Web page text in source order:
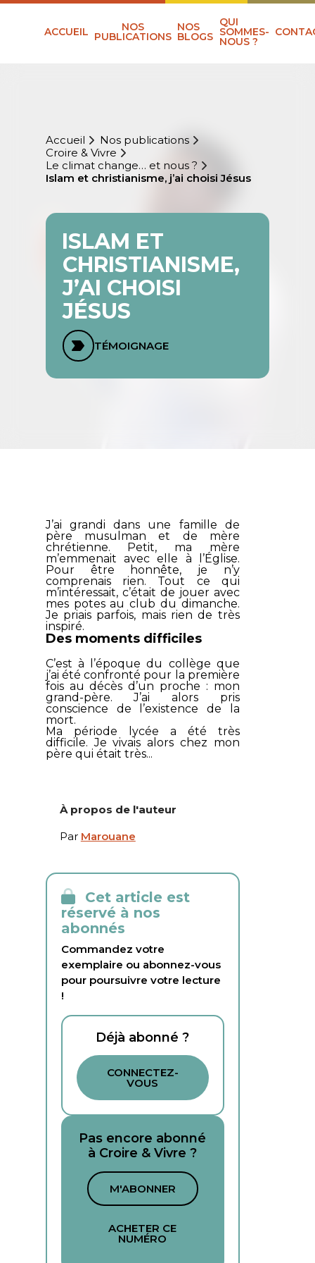
ACCUEIL NOS
PUBLICATIONS
NOS
BLOGS
QUI
SOMMES-
NOUS ?
Accueil
Nos publications
Croire & Vivre
Le climat change… et nous ?
Islam et christianisme, j’ai choisi Jésus
ISLAM ET
CHRISTIANISME,
J’AI CHOISI
JÉSUS
TÉMOIGNAGE
J’ai grandi dans une famille de
père musulman et de mère
chrétienne. Petit, ma mère
m’emmenait avec elle à l’Église.
Pour être honnête, je n’y
comprenais rien. Tout ce qui
m’intéressait, c’était de jouer avec
mes potes au club du dimanche.
Je priais parfois, mais rien de très
inspiré.
Des moments difficiles
C’est à l’époque du collège que
j’ai été confronté pour la première
fois au décès d’un proche : mon
grand-père. J’ai alors pris
conscience de l’existence de la
mort.
Ma période lycée a été très
difficile. Je vivais alors chez mon
père qui était très...
À propos de l'auteur
Par Marouane
Cet article est
réservé à nos
abonnés
Commandez votre
exemplaire ou abonnez-vous
pour poursuivre votre lecture
!
Déjà abonné ?
CONNECTEZ-
VOUS
Pas encore abonné
à Croire & Vivre ?
M'ABONNER
ACHETER CE
NUMÉRO